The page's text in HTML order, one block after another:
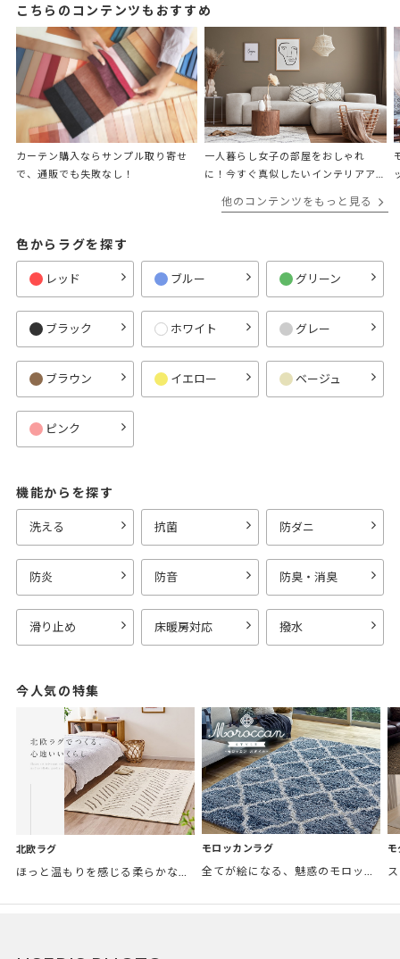
こちらのコンテンツもおすすめ
カーテン購入ならサンプル取り寄せ
で、通販でも失敗なし！
一人暮らし女子の部屋をおしゃれ
に！今すぐ真似したいインテリアア
他のコンテンツをもっと見る
色からラグを探す
レッド ブルー グリーン
ブラック ホワイト グレー
ブラウン イエロー ベージュ
ピンク
機能からを探す
洗える 抗菌 防ダニ
防炎 防音 防臭・消臭
滑り止め 床暖房対応 撥水
今人気の特集
北欧ラグ モロッカンラグ
全てが絵になる、魅惑のモロッカンスタイル。トレンド感あふれるおしゃれな空間づくりに。